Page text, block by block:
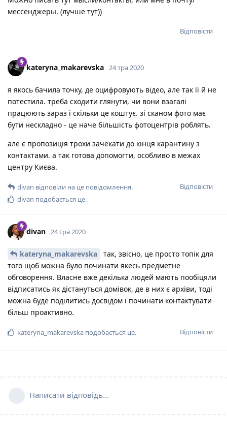
мессенджеры. (лучше тут))
Відповісти
kateryna_makarevska 24 тра 2020
я якось бачила точку, де оцифровують відео, але так її й не
потестила. треба сходити глянути, чи вони взагалі
працюють зараз і скільки це коштує. зі сканом фото має
бути нескладно - це наче більшість фотоцентрів роблять.
але є пропозиція трохи зачекати до кінця карантину з
контактами. а так готова допомогти, особливо в межах
центру Києва.
Відповісти
divan відповіли на це повідомлення.
divan подобається це.
divan 24 тра 2020
kateryna_makarevska
так, звісно, це просто топік для
того щоб можна було починати якесь предметне
обговорення. Власне вже декілька людей мають пообіцяли
відписатись як дістануться домівок, де в них є архіви, тоді
можна буде поділитись досвідом і починати контактувати
більш проактивно.
Відповісти
kateryna_makarevska подобається це.
Написати відповідь...